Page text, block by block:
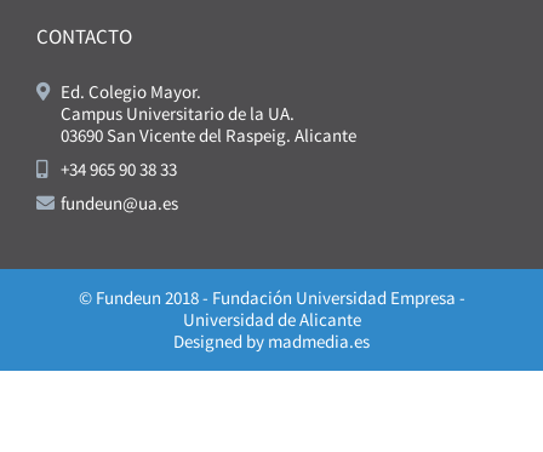
CONTACTO
Ed. Colegio Mayor.
Campus Universitario de la UA.
03690 San Vicente del Raspeig. Alicante
+34 965 90 38 33
fundeun@ua.es
© Fundeun 2018 - Fundación Universidad Empresa -
Universidad de Alicante
Designed by madmedia.es